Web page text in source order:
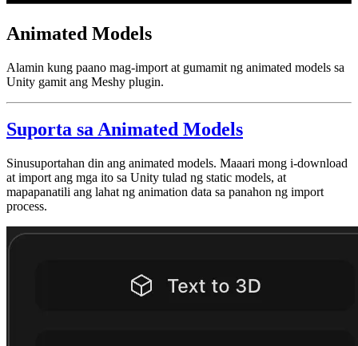
Animated Models
Alamin kung paano mag-import at gumamit ng animated models sa
Unity gamit ang Meshy plugin.
Suporta sa Animated Models
Sinusuportahan din ang animated models. Maaari mong i-download
at import ang mga ito sa Unity tulad ng static models, at
mapapanatili ang lahat ng animation data sa panahon ng import
process.